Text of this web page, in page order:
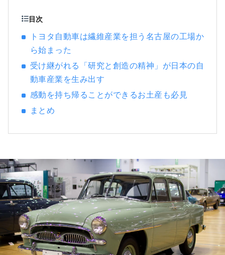
された空間で くつろぎを奏でる、大人のため
のホテルです。 『ホテルリソル岐阜』 ～清流
が育んだ文化と歴史を、五感で味わう～ 麗し
く緑にあふれる山々。心まで洗うかのような
生きる街として古くより歴史を刻んできた岐
自然の滝がお目見え。 春夏秋冬、四季折々の
た産業や文化。 ホテルリソル岐阜は、そんな
人と水との関わりを大切にしています。 街と
ともに、人とともに、紡ぎ出していくホテル
リソルでの物語を、 心ゆくまでご堪能下さ
い。
目次
トヨタ自動車は繊維産業を担う名古屋の工場か
ら始まった
受け継がれる「研究と創造の精神」が日本の自
動車産業を生み出す
感動を持ち帰ることができるお土産も必見
まとめ